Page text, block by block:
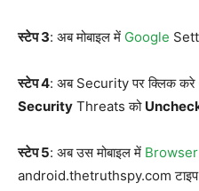
स्टेप 3: अब मोबाइल में Google
स्टेप 4: अब Security पर क्लिक
Security Threats को
स्टेप 5: अब उस मोबाइल में
android.thetruthspy.com